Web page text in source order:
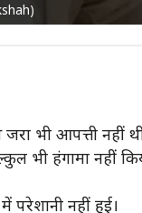
और आखिरकार वे
भी आपत्ती नहीं
भी हंगामा नहीं
परेशानी नहीं हुई।